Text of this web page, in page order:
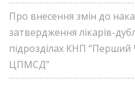
Про внесення змін до
затвердження лікарів-
підрозділах КНП “Перший
ЦПМСД”